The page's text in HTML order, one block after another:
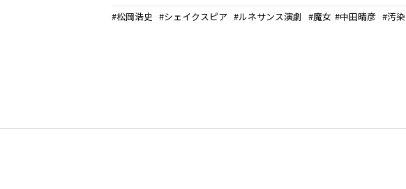
松岡浩史 シェイクスピア ルネサンス演劇 魔女 中田晴彦 汚
熊大